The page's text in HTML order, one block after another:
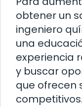
obtener un
ingeniero
una
experiencia
y buscar
que ofrecen
competitivos.